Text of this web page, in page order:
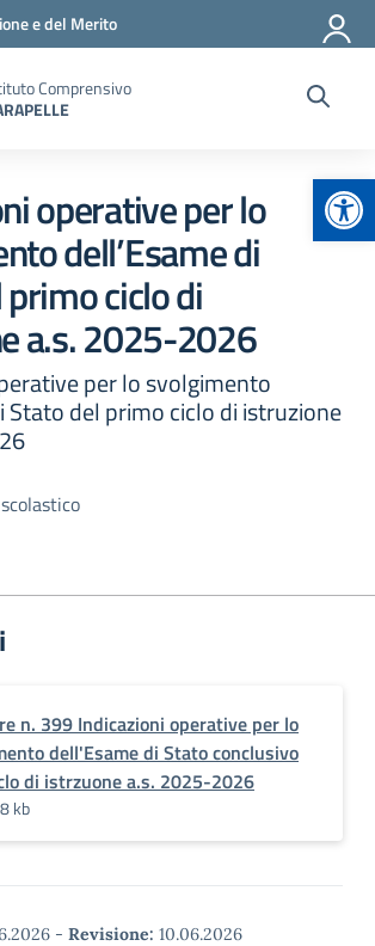
e del Merito
Comprensivo
operative per lo
dell’Esame di
ciclo di
a.s. 2025-2026
per lo svolgimento
Stato del primo ciclo di istruzione
n. 399 Indicazioni operative per lo
dell'Esame di Stato conclusivo
di istrzuone a.s. 2025-2026
kb
- Revisione: 10.06.2026